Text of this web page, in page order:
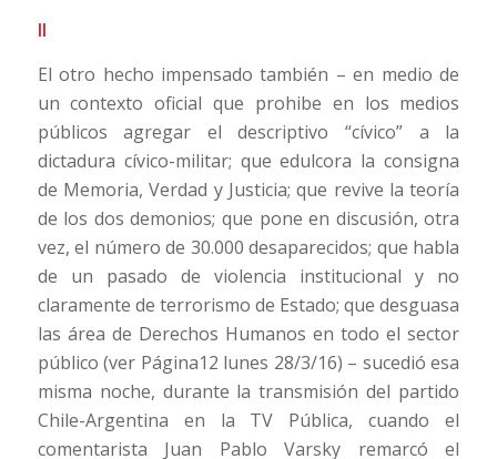
II
El otro hecho impensado también – en medio de
un contexto oficial que prohibe en los medios
públicos agregar el descriptivo “cívico” a la
dictadura cívico-militar; que edulcora la consigna
de Memoria, Verdad y Justicia; que revive la teoría
de los dos demonios; que pone en discusión, otra
vez, el número de 30.000 desaparecidos; que habla
de un pasado de violencia institucional y no
claramente de terrorismo de Estado; que desguasa
las área de Derechos Humanos en todo el sector
público (ver Página12 lunes 28/3/16) – sucedió esa
misma noche, durante la transmisión del partido
Chile-Argentina en la TV Pública, cuando el
comentarista Juan Pablo Varsky remarcó el